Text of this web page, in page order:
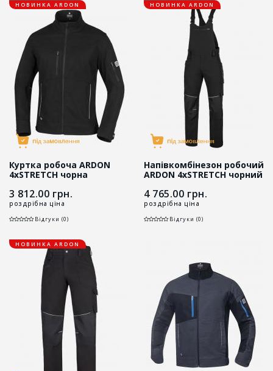
НОВИНКА ARDON
Куртка робоча ARDON
4xSTRETCH чорна
3 812.00 грн.
роздрібна ціна
Відгуки (0)
НОВИНКА ARDON
Напівкомбінезон робочий
ARDON 4xSTRETCH чорний
4 765.00 грн.
роздрібна ціна
Відгуки (0)
НОВИНКА ARDON